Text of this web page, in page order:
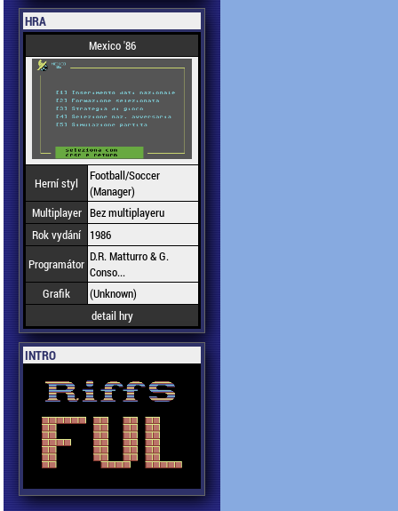
HRA
Mexico '86
Herní styl
Football/Soccer
(Manager)
Multiplayer Bez multiplayeru
Rok vydání
1986
Programátor D.R. Matturro & G.
Conso...
Grafik
(Unknown)
detail hry
INTRO